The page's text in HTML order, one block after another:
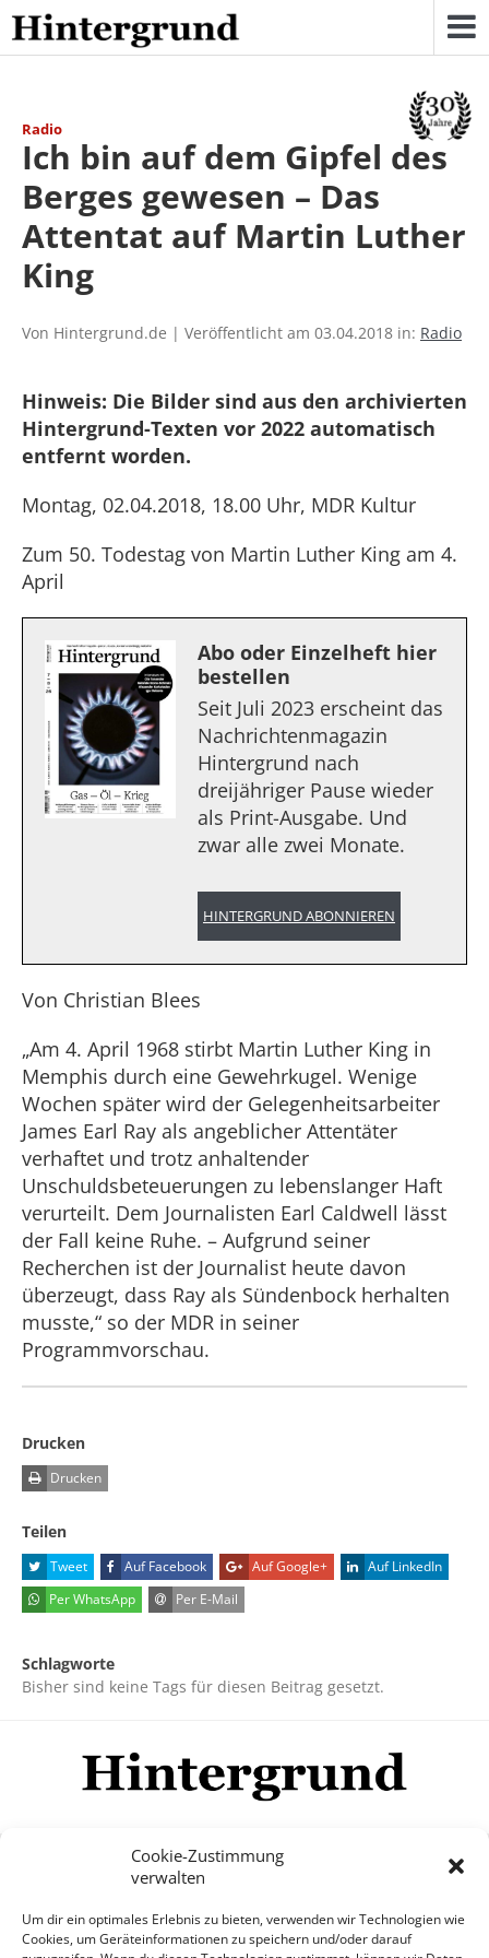
Cookie-Zustimmung
verwalten
Um dir ein optimales Erlebnis zu bieten, verwenden wir Technologien wie
Cookies, um Geräteinformationen zu speichern und/oder darauf
Skip
to
content
Radio
Ich bin auf dem Gipfel des
Berges gewesen – Das
Attentat auf Martin Luther
King
Von Hintergrund.de | Veröffentlicht am 03.04.2018 in: Radio
Hinweis: Die Bilder sind aus den archivierten
Hintergrund-Texten vor 2022 automatisch
entfernt worden.
Montag, 02.04.2018, 18.00 Uhr, MDR Kultur
Zum 50. Todestag von Martin Luther King am 4.
April
Abo oder Einzelheft hier
bestellen
Seit Juli 2023 erscheint das
Nachrichtenmagazin
Hintergrund nach
dreijähriger Pause wieder
als Print-Ausgabe. Und
zwar alle zwei Monate.
HINTERGRUND ABONNIEREN
Von Christian Blees
„Am 4. April 1968 stirbt Martin Luther King in
Memphis durch eine Gewehrkugel. Wenige
Wochen später wird der Gelegenheitsarbeiter
James Earl Ray als angeblicher Attentäter
verhaftet und trotz anhaltender
Unschuldsbeteuerungen zu lebenslanger Haft
verurteilt. Dem Journalisten Earl Caldwell lässt
der Fall keine Ruhe. – Aufgrund seiner
Recherchen ist der Journalist heute davon
überzeugt, dass Ray als Sündenbock herhalten
musste,“ so der MDR in seiner
Programmvorschau.
Drucken
Drucken
Teilen
Tweet Auf Facebook Auf Google+
Auf LinkedIn
Per WhatsApp
Per E-Mail
Schlagworte
Bisher sind keine Tags für diesen Beitrag gesetzt.
Mehr